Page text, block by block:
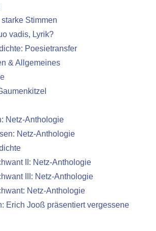
Stimmen
vadis, Lyrik?
Poesietransfer
& Allgemeines
Netz-Anthologie
Netz-Anthologie
II: Netz-Anthologie
III: Netz-Anthologie
Netz-Anthologie
Erich Jooß präsentiert vergessene